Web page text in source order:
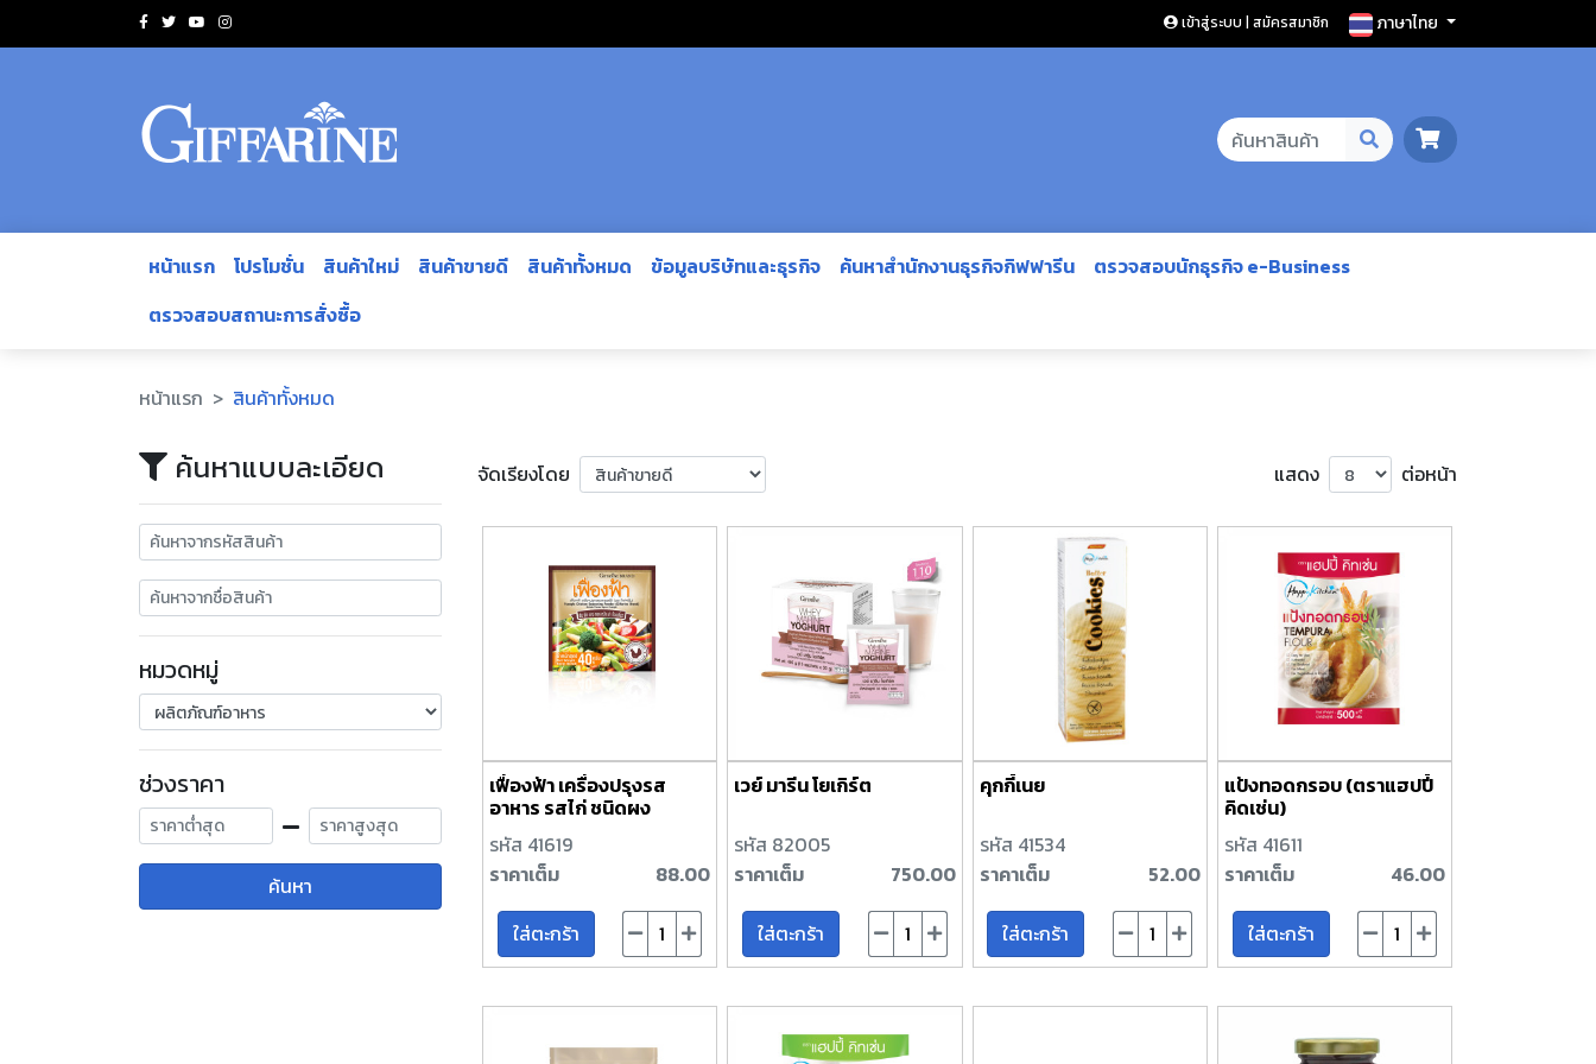
เข้าสู่ระบบ | สมัครสมาชิก ภาษาไทย
หน้าแรก โปรโมชั่น สินค้าใหม่ สินค้าขายดี สินค้าทั้งหมด ข้อมูลบริษัทและธุรกิจ ค้นหาสำนักงานธุรกิจกิฟฟารีน
ตรวจสอบนักธุรกิจ e-Business
ตรวจสอบสถานะการสั่งซื้อ
หน้าแรก สินค้าทั้งหมด
ค้นหาแบบละเอียด
หมวดหมู่
ช่วงราคา
ค้นหา
จัดเรียงโดย แสดง ต่อหน้า
เฟื่องฟ้า เครื่องปรุงรส
อาหาร รสไก่ ชนิดผง
รหัส 41619
ราคาเต็ม
88.00
ใส่ตะกร้า
เวย์ มารีน โยเกิร์ต
รหัส 82005
ราคาเต็ม
750.00
ใส่ตะกร้า
คุกกี้เนย
รหัส 41534
ราคาเต็ม
52.00
ใส่ตะกร้า
แป้งทอดกรอบ (ตราแฮปปี้
คิดเช่น)
รหัส 41611
ราคาเต็ม
46.00
ใส่ตะกร้า